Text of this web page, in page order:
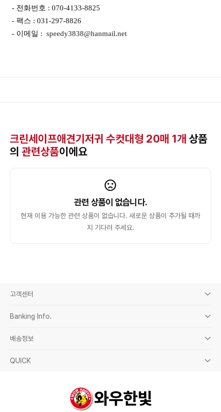
- 전화번호 : 070-4133-8825
- 팩스 : 031-297-8826
- 이메일 : speedy3838@hanmail.net
크린세이프애견기저귀 수컷대형 20매 1개 상품
의 관련상품이에요
관련 상품이 없습니다.
현재 이용 가능한 관련 상품이 없습니다. 새로운 상품이 추가될 때까
지 기다려 주세요.
고객센터
Banking Info.
배송정보
QUICK